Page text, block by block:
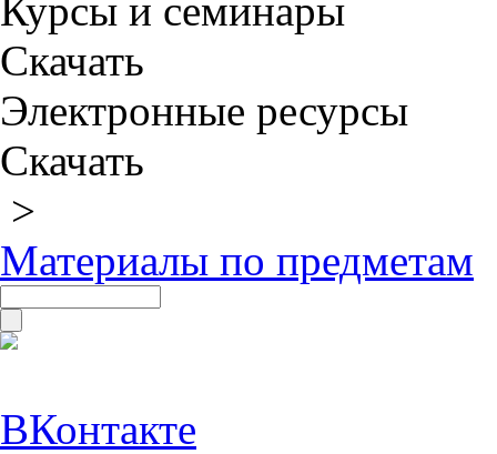
Курсы и семинары
Скачать
Электронные ресурсы
Скачать
>
Материалы по предметам
ВКонтакте